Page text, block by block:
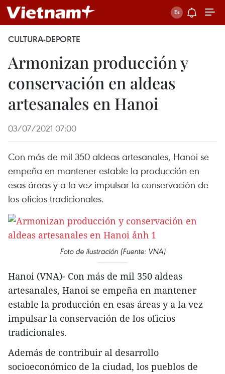
CULTURA-DEPORTE
Armonizan producción y
conservación en aldeas
artesanales en Hanoi
03/07/2021 07:00
Con más de mil 350 aldeas artesanales, Hanoi se
empeña en mantener estable la producción en
esas áreas y a la vez impulsar la conservación de
los oficios tradicionales.
Foto de ilustración (Fuente: VNA)
Hanoi (VNA)- Con más de mil 350 aldeas
artesanales, Hanoi se empeña en mantener
estable la producción en esas áreas y a la vez
impulsar la conservación de los oficios
tradicionales.
Además de contribuir al desarrollo
socioeconómico de la ciudad, los pueblos de